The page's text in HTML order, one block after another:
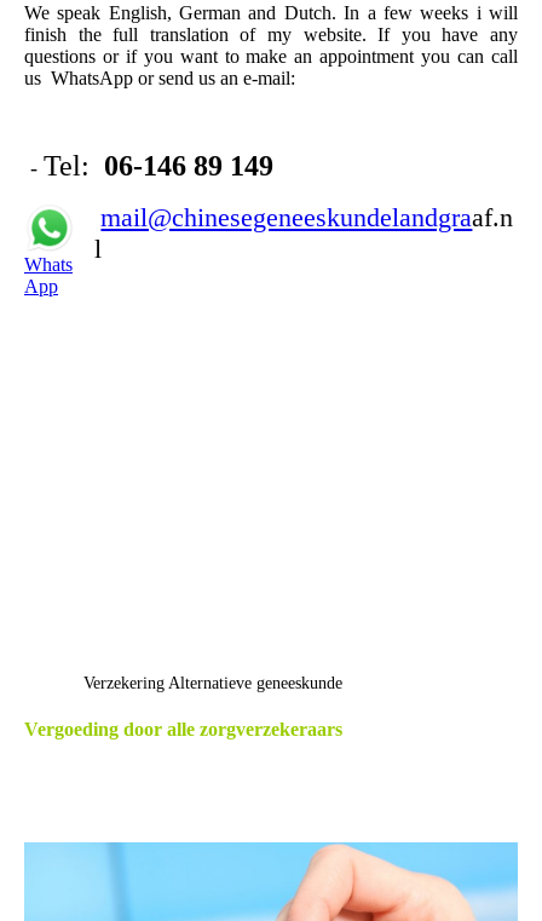
We speak English, German and Dutch. In a few weeks i will
finish the full translation of my website. If you have any
questions or if you want to make an appointment you can call
us WhatsApp or send us an e-mail:
- Tel: 06-146 89 149
Whats
App
mail@chinesegeneeskundelandgraaf.n
l
Verzekering Alternatieve geneeskunde
Vergoeding door alle zorgverzekeraars